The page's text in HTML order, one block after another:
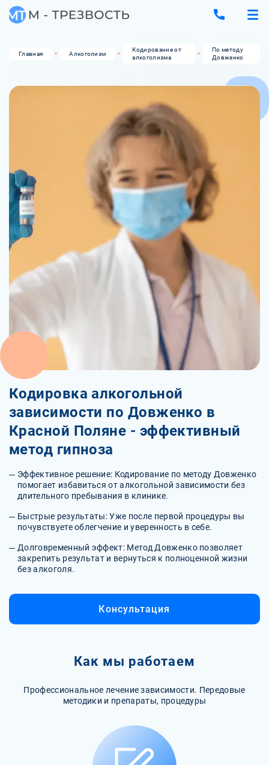
Главная Алкоголизм
Кодирование от
алкоголизма
По методу
Довженко
Кодировка алкогольной
зависимости по Довженко в
Красной Поляне - эффективный
метод гипноза
Эффективное решение: Кодирование по методу Довженко
помогает избавиться от алкогольной зависимости без
длительного пребывания в клинике.
Быстрые результаты: Уже после первой процедуры вы
почувствуете облегчение и уверенность в себе.
Долговременный эффект: Метод Довженко позволяет
закрепить результат и вернуться к полноценной жизни
без алкоголя.
Консультация
Как мы работаем
Профессиональное лечение зависимости. Передовые
методики и препараты, процедуры